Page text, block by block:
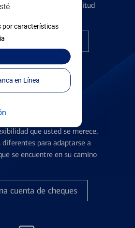
por características
Continúe para entrar en la Banca en Línea
de presentar una solicitud
la tarjeta correcta
de Cheques
que usted se merece,
diferentes para adaptarse a
se encuentre en su camino
cuenta de cheques